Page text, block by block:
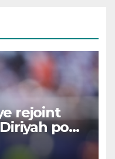
rejoint
pour